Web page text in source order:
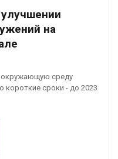
на
окружающую среду
короткие сроки - до 2023